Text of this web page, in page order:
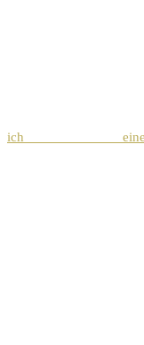
ich eine